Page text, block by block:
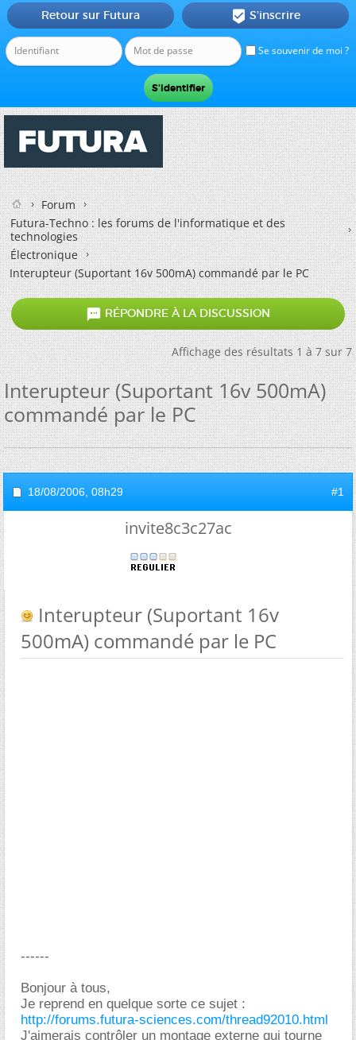
Se souvenir de moi ?
Retour sur Futura  S'inscrire
Forum
Futura-Techno : les forums de l'informatique et des
technologies
Électronique
Interupteur (Suportant 16v 500mA) commandé par le PC
 RÉPONDRE À LA DISCUSSION
Affichage des résultats 1 à 7 sur 7
Interupteur (Suportant 16v 500mA)
commandé par le PC
18/08/2006, 08h29 #1
invite8c3c27ac
Interupteur (Suportant 16v
500mA) commandé par le PC
------
Bonjour à tous,
Je reprend en quelque sorte ce sujet :
http://forums.futura-sciences.com/thread92010.html
J'aimerais contrôler un montage externe qui tourne